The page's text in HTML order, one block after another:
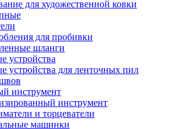
для художественной ковки
для пробивки
шланги
устройства
устройства для ленточных пил
инструмент
инструмент
и торцеватели
машинки